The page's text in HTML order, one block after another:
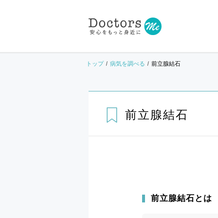
トップ 病気を調べる 前立腺結石
前立腺結石
前立腺結石とは